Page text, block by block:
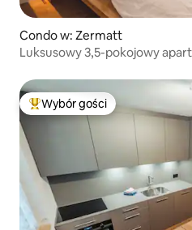
Condo w: Zermatt
Luksusowy 3,5-pokojowy
Najpopularniejsze z kategorii
Wybór gości